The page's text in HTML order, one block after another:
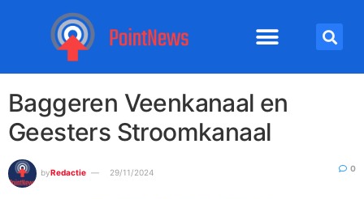
Baggeren Veenkanaal en
Geesters Stroomkanaal
byRedactie 29/11/2024 0